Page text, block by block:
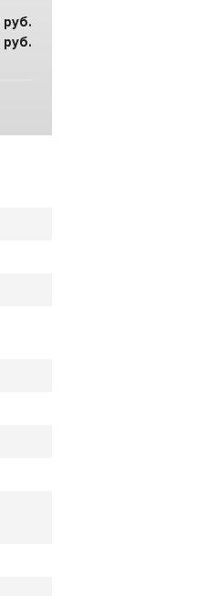
руб.
руб.